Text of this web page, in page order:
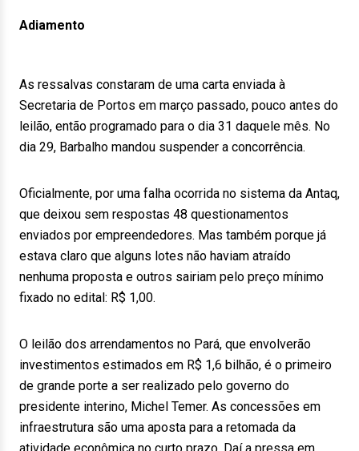
Adiamento
As ressalvas constaram de uma carta enviada à
Secretaria de Portos em março passado, pouco antes do
leilão, então programado para o dia 31 daquele mês. No
dia 29, Barbalho mandou suspender a concorrência.
Oficialmente, por uma falha ocorrida no sistema da Antaq,
que deixou sem respostas 48 questionamentos
enviados por empreendedores. Mas também porque já
estava claro que alguns lotes não haviam atraído
nenhuma proposta e outros sairiam pelo preço mínimo
fixado no edital: R$ 1,00.
O leilão dos arrendamentos no Pará, que envolverão
investimentos estimados em R$ 1,6 bilhão, é o primeiro
de grande porte a ser realizado pelo governo do
presidente interino, Michel Temer. As concessões em
infraestrutura são uma aposta para a retomada da